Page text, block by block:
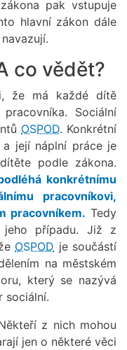
pak vstupuje
hlavní zákon dále
co vědět?
že má každé dítě
Sociální
OSPOD. Konkrétní
a její náplní práce je
podle zákona.
konkrétnímu
pracovníkovi,
pracovníkem. Tedy
případu. Již z
OSPOD je součástí
na městském
který se nazývá
sociální.
z nich mohou
jen o některé věci